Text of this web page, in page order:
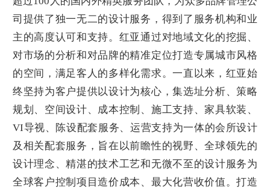
司提供了独一无二的设计服务，得到了服务机构和业
主的高度认可和支持。红亚通过对地域文化的挖掘、
对市场的分析和对品牌的精准定位打造专属城市风格
的空间，满足客人的多样化需求。一直以来，红亚始
终坚持为客户提供以设计为核心，集选址分析、策略
规划、空间设计、成本控制、施工支持、家具软装、
VI导视、陈设配套服务、运营支持为一体的会所设计
及相关配套服务，旨在以前瞻性的视野、全球领先的
设计理念、精湛的技术工艺和无微不至的设计服务为
全球客户控制项目造价成本、最大化营收价值。打造